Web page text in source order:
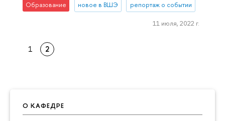
О КАФЕДРЕ
Образование новое в ВШЭ репортаж о событии
11 июля, 2022 г.
1 2